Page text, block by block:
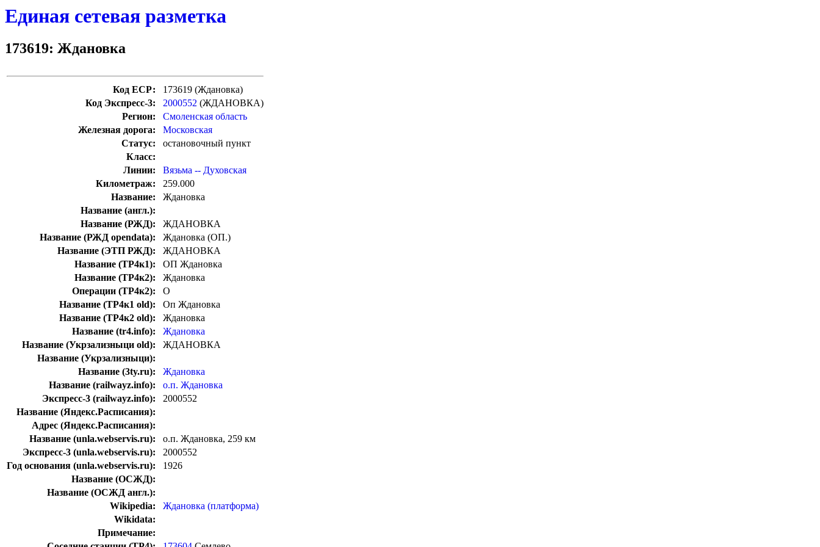
Единая сетевая разметка
173619: Ждановка
Код ЕСР:
173619 (Ждановка)
Код Экспресс-3:
2000552 (ЖДАНОВКА)
Регион:
Смоленская область
Железная дорога:
Московская
Статус:
остановочный пункт
Класс:
Линии:
Вязьма -- Духовская
Километраж:
259.000
Название:
Ждановка
Название (англ.):
Название (РЖД):
ЖДАНОВКА
Название (РЖД opendata):
Ждановка (ОП.)
Название (ЭТП РЖД):
ЖДАНОВКА
Название (ТР4к1):
ОП Ждановка
Название (ТР4к2):
Ждановка
Операции (ТР4к2):
О
Название (ТР4к1 old):
Оп Ждановка
Название (ТР4к2 old):
Ждановка
Название (tr4.info):
Ждановка
Название (Укрзализныци old):
ЖДАНОВКА
Название (Укрзализныци):
Название (3ty.ru):
Ждановка
Название (railwayz.info):
о.п. Ждановка
Экспресс-3 (railwayz.info):
2000552
Название (Яндекс.Расписания):
Адрес (Яндекс.Расписания):
Название (unla.webservis.ru):
о.п. Ждановка, 259 км
Экспресс-3 (unla.webservis.ru):
2000552
Год основания (unla.webservis.ru):
1926
Название (ОСЖД):
Название (ОСЖД англ.):
Wikipedia:
Ждановка (платформа)
Wikidata:
Примечание: